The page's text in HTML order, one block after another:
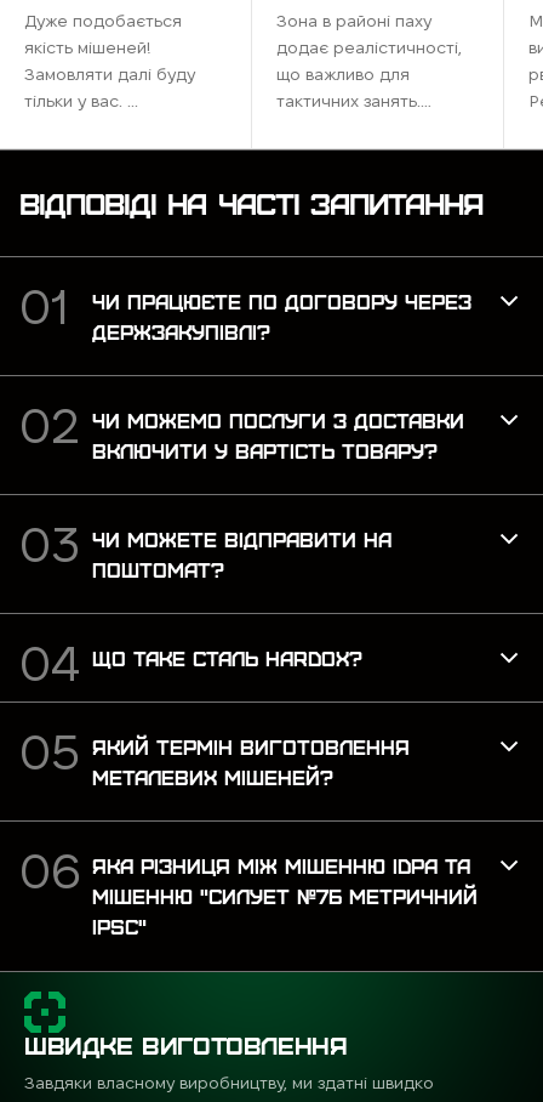
Дуже подобається
якість мішеней!
Замовляти далі буду
тільки у вас. ...
Зона в районі паху
додає реалістичності,
що важливо для
тактичних занять.
наших тренувань,
наближена до бойових
тих, хто хоче відточити
ВІДПОВІДІ НА ЧАСТІ ЗАПИТАННЯ
ЧИ ПРАЦЮЄТЕ ПО ДОГОВОРУ ЧЕРЕЗ
ДЕРЖЗАКУПІВЛІ?
ЧИ МОЖЕМО ПОСЛУГИ З ДОСТАВКИ
ВКЛЮЧИТИ У ВАРТІСТЬ ТОВАРУ?
ЧИ МОЖЕТЕ ВІДПРАВИТИ НА
ПОШТОМАТ?
ЩО ТАКЕ СТАЛЬ HARDOX?
ЯКИЙ ТЕРМІН ВИГОТОВЛЕННЯ
МЕТАЛЕВИХ МІШЕНЕЙ?
ЯКА РІЗНИЦЯ МІЖ МІШЕННЮ IDPA ТА
МІШЕННЮ "СИЛУЕТ №7Б МЕТРИЧНИЙ
IPSC"
ШВИДКЕ ВИГОТОВЛЕННЯ
Завдяки власному виробництву, ми здатні швидко